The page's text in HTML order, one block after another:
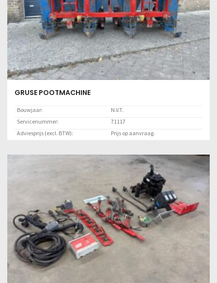
GRUSE POOTMACHINE
Bouwjaar:
N.V.T.
Servicenummer:
71117
Adviesprijs (excl. BTW):
Prijs op aanvraag.
Lees meer